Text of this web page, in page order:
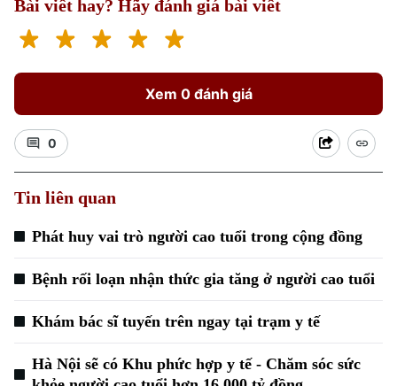
Chính trị
Bài viết hay? Hãy đánh giá bài viết
Xem 0 đánh giá
0
Tin liên quan
Phát huy vai trò người cao tuổi trong cộng đồng
Bệnh rối loạn nhận thức gia tăng ở người cao tuổi
Khám bác sĩ tuyến trên ngay tại trạm y tế
Hà Nội sẽ có Khu phức hợp y tế - Chăm sóc sức